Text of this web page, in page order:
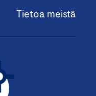
Tietoa meistä